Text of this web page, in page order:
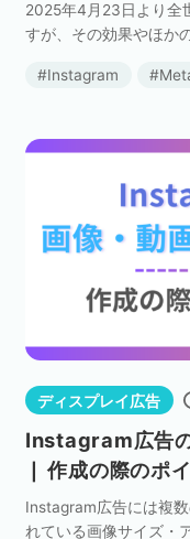
2025年4月23日より全
すが、その効果やほか
何か、その特長やほか
Instagram
ディスプレイ広告
Instagram広告
❘ 作成の際のポ
Instagram広告には複
れている画像サイズ・